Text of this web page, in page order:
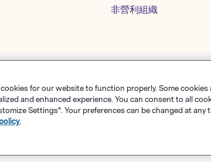
非營利組織
使用條款 隱私權政策 Cookie 设置 網
© Polaris Software
cookies for our website to function properly. Some cookies
and enhanced experience. You can consent to all
Settings". Your preferences can be changed at any
.